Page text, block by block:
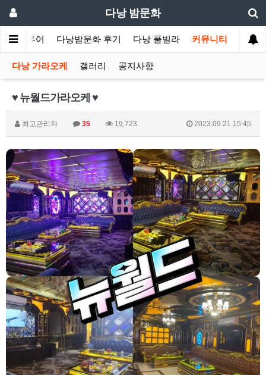
다낭 밤문화
황제투어 다낭밤문화 후기 다낭 풀빌라 커뮤니티
다낭 가라오케 갤러리 공지사항
♥ 뉴월드가라오케 ♥
최고관리자 35 19,723 2023.09.21 15:45